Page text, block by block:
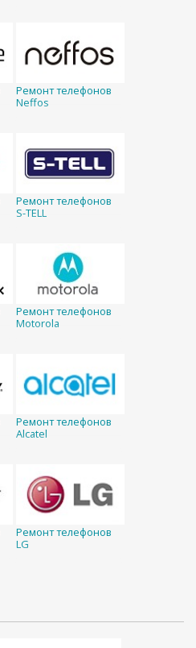
Ремонт телефонов
Neffos
Ремонт телефонов
S-TELL
Ремонт телефонов
Motorola
Ремонт телефонов
Alcatel
Ремонт телефонов
LG